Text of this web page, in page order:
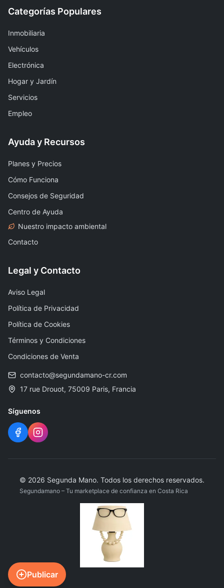
Categorías Populares
Inmobiliaria
Vehículos
Electrónica
Hogar y Jardín
Servicios
Empleo
Ayuda y Recursos
Planes y Precios
Cómo Funciona
Consejos de Seguridad
Centro de Ayuda
Nuestro impacto ambiental
Contacto
Legal y Contacto
Aviso Legal
Política de Privacidad
Política de Cookies
Términos y Condiciones
Condiciones de Venta
contacto@segundamano-cr.com
17 rue Drouot, 75009 Paris, Francia
Síguenos
© 2026 Segunda Mano. Todos los derechos reservados.
Segundamano – Tu marketplace de confianza en Costa Rica
Publicar